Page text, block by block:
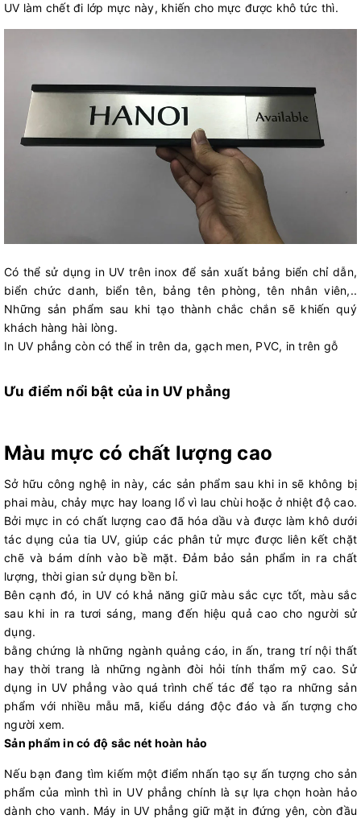
UV làm chết đi lớp mực này, khiến cho mực được khô tức thì.
Có thể sử dụng in UV trên inox để sản xuất bảng biển chỉ dẫn,
biển chức danh, biển tên, bảng tên phòng, tên nhân viên,..
Những sản phẩm sau khi tạo thành chắc chắn sẽ khiến quý
khách hàng hài lòng.
In UV phẳng còn có thể in trên da, gạch men, PVC, in trên gỗ
Ưu điểm nổi bật của in UV phẳng
Màu mực có chất lượng cao
Sở hữu công nghệ in này, các sản phẩm sau khi in sẽ không bị
phai màu, chảy mực hay loang lổ vì lau chùi hoặc ở nhiệt độ cao.
Bởi mực in có chất lượng cao đã hóa dầu và được làm khô dưới
tác dụng của tia UV, giúp các phân tử mực được liên kết chặt
chẽ và bám dính vào bề mặt. Đảm bảo sản phẩm in ra chất
lượng, thời gian sử dụng bền bỉ.
Bên cạnh đó, in UV có khả năng giữ màu sắc cực tốt, màu sắc
sau khi in ra tươi sáng, mang đến hiệu quả cao cho người sử
dụng.
bằng chứng là những ngành quảng cáo, in ấn, trang trí nội thất
hay thời trang là những ngành đòi hỏi tính thẩm mỹ cao. Sử
dụng in UV phẳng vào quá trình chế tác để tạo ra những sản
phẩm với nhiều mẫu mã, kiểu dáng độc đáo và ấn tượng cho
người xem.
Sản phẩm in có độ sắc nét hoàn hảo
Nếu bạn đang tìm kiếm một điểm nhấn tạo sự ấn tượng cho sản
phẩm của mình thì in UV phẳng chính là sự lựa chọn hoàn hảo
dành cho vanh. Máy in UV phẳng giữ mặt in đứng yên, còn đầu